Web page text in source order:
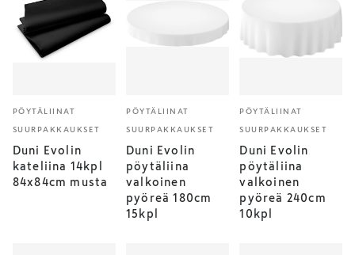
PÖYTÄLIINAT
SUURPAKKAUKSET
Duni Evolin
kateliina 14kpl
84x84cm musta
PÖYTÄLIINAT
SUURPAKKAUKSET
Duni Evolin
pöytäliina
valkoinen
pyöreä 180cm
15kpl
PÖYTÄLIINAT
SUURPAKKAUKSET
Duni Evolin
pöytäliina
valkoinen
pyöreä 240cm
10kpl